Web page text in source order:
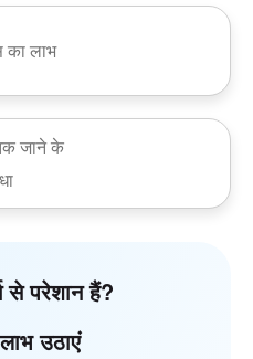
का लाभ
जाने के
से परेशान हैं?
उठाएं